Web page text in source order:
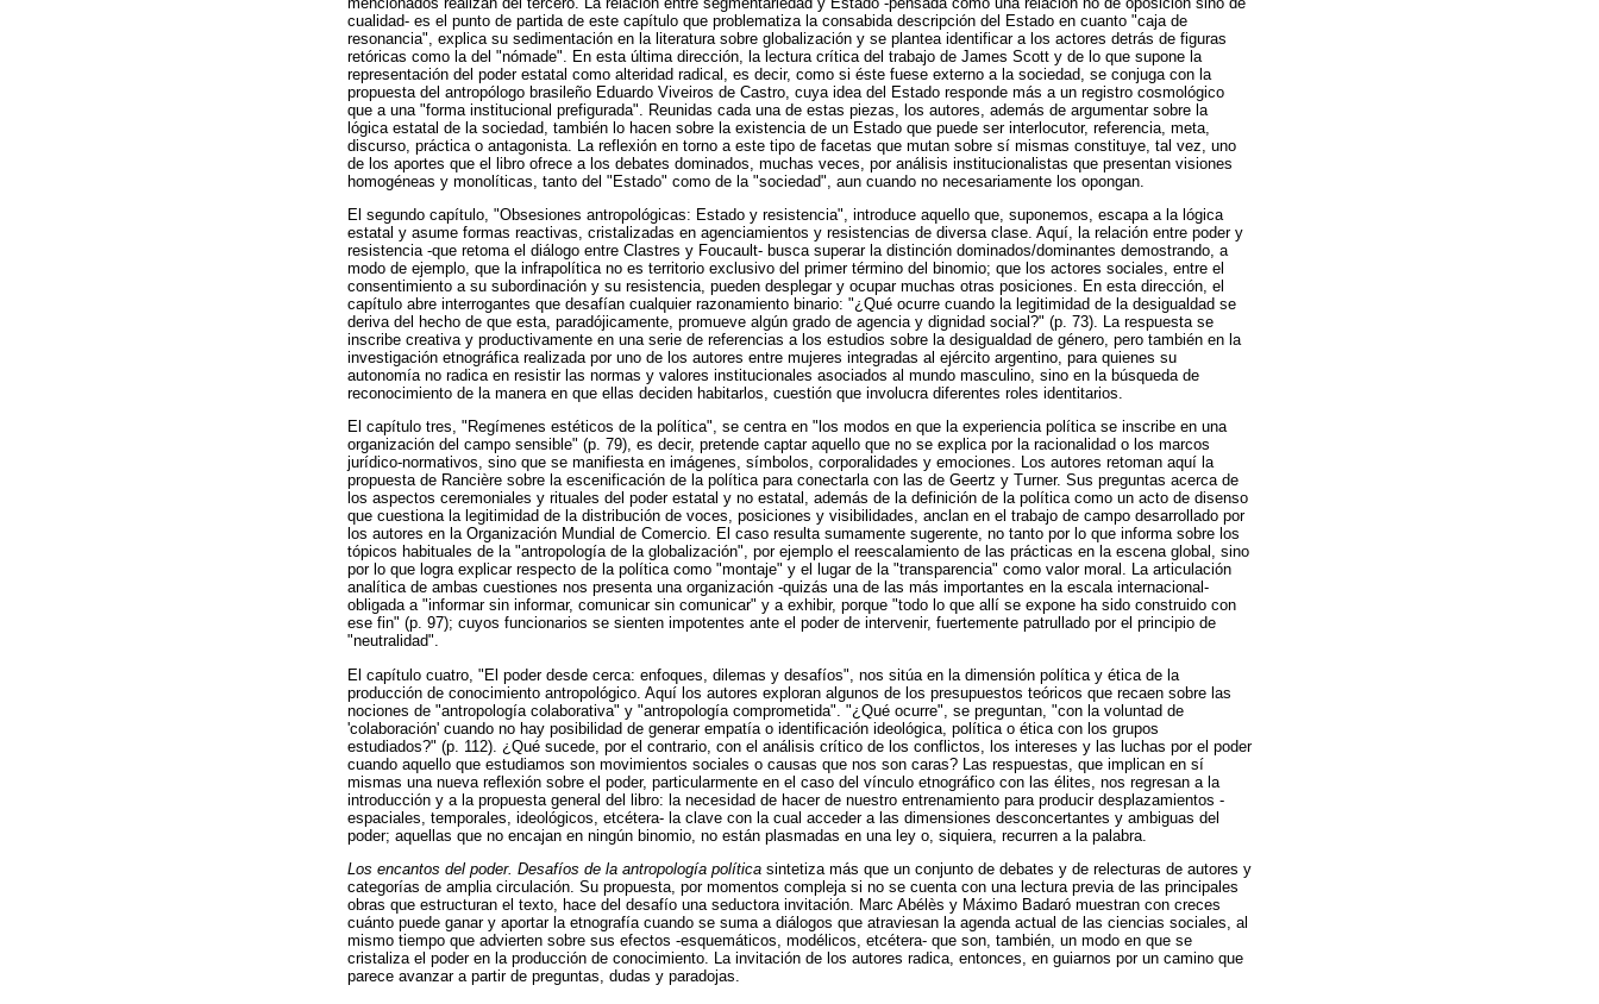
cualidad- es el punto de partida de este capítulo que problematiza la consabida descripción del Estado en cuanto "caja de
resonancia", explica su sedimentación en la literatura sobre globalización y se plantea identificar a los actores detrás de figuras
retóricas como la del "nómade". En esta última dirección, la lectura crítica del trabajo de James Scott y de lo que supone la
representación del poder estatal como alteridad radical, es decir, como si éste fuese externo a la sociedad, se conjuga con la
propuesta del antropólogo brasileño Eduardo Viveiros de Castro, cuya idea del Estado responde más a un registro cosmológico
que a una "forma institucional prefigurada". Reunidas cada una de estas piezas, los autores, además de argumentar sobre la
lógica estatal de la sociedad, también lo hacen sobre la existencia de un Estado que puede ser interlocutor, referencia, meta,
discurso, práctica o antagonista. La reflexión en torno a este tipo de facetas que mutan sobre sí mismas constituye, tal vez, uno
de los aportes que el libro ofrece a los debates dominados, muchas veces, por análisis institucionalistas que presentan visiones
homogéneas y monolíticas, tanto del "Estado" como de la "sociedad", aun cuando no necesariamente los opongan.
El segundo capítulo, "Obsesiones antropológicas: Estado y resistencia", introduce aquello que, suponemos, escapa a la lógica
estatal y asume formas reactivas, cristalizadas en agenciamientos y resistencias de diversa clase. Aquí, la relación entre poder y
resistencia -que retoma el diálogo entre Clastres y Foucault- busca superar la distinción dominados/dominantes demostrando, a
modo de ejemplo, que la infrapolítica no es territorio exclusivo del primer término del binomio; que los actores sociales, entre el
consentimiento a su subordinación y su resistencia, pueden desplegar y ocupar muchas otras posiciones. En esta dirección, el
capítulo abre interrogantes que desafían cualquier razonamiento binario: "¿Qué ocurre cuando la legitimidad de la desigualdad se
deriva del hecho de que esta, paradójicamente, promueve algún grado de agencia y dignidad social?" (p. 73). La respuesta se
inscribe creativa y productivamente en una serie de referencias a los estudios sobre la desigualdad de género, pero también en la
investigación etnográfica realizada por uno de los autores entre mujeres integradas al ejército argentino, para quienes su
autonomía no radica en resistir las normas y valores institucionales asociados al mundo masculino, sino en la búsqueda de
reconocimiento de la manera en que ellas deciden habitarlos, cuestión que involucra diferentes roles identitarios.
El capítulo tres, "Regímenes estéticos de la política", se centra en "los modos en que la experiencia política se inscribe en una
organización del campo sensible" (p. 79), es decir, pretende captar aquello que no se explica por la racionalidad o los marcos
jurídico-normativos, sino que se manifiesta en imágenes, símbolos, corporalidades y emociones. Los autores retoman aquí la
propuesta de Rancière sobre la escenificación de la política para conectarla con las de Geertz y Turner. Sus preguntas acerca de
los aspectos ceremoniales y rituales del poder estatal y no estatal, además de la definición de la política como un acto de disenso
que cuestiona la legitimidad de la distribución de voces, posiciones y visibilidades, anclan en el trabajo de campo desarrollado por
los autores en la Organización Mundial de Comercio. El caso resulta sumamente sugerente, no tanto por lo que informa sobre los
tópicos habituales de la "antropología de la globalización", por ejemplo el reescalamiento de las prácticas en la escena global, sino
por lo que logra explicar respecto de la política como "montaje" y el lugar de la "transparencia" como valor moral. La articulación
analítica de ambas cuestiones nos presenta una organización -quizás una de las más importantes en la escala internacional-
obligada a "informar sin informar, comunicar sin comunicar" y a exhibir, porque "todo lo que allí se expone ha sido construido con
ese fin" (p. 97); cuyos funcionarios se sienten impotentes ante el poder de intervenir, fuertemente patrullado por el principio de
"neutralidad".
El capítulo cuatro, "El poder desde cerca: enfoques, dilemas y desafíos", nos sitúa en la dimensión política y ética de la
producción de conocimiento antropológico. Aquí los autores exploran algunos de los presupuestos teóricos que recaen sobre las
nociones de "antropología colaborativa" y "antropología comprometida". "¿Qué ocurre", se preguntan, "con la voluntad de
'colaboración' cuando no hay posibilidad de generar empatía o identificación ideológica, política o ética con los grupos
estudiados?" (p. 112). ¿Qué sucede, por el contrario, con el análisis crítico de los conflictos, los intereses y las luchas por el poder
cuando aquello que estudiamos son movimientos sociales o causas que nos son caras? Las respuestas, que implican en sí
mismas una nueva reflexión sobre el poder, particularmente en el caso del vínculo etnográfico con las élites, nos regresan a la
introducción y a la propuesta general del libro: la necesidad de hacer de nuestro entrenamiento para producir desplazamientos -
espaciales, temporales, ideológicos, etcétera- la clave con la cual acceder a las dimensiones desconcertantes y ambiguas del
poder; aquellas que no encajan en ningún binomio, no están plasmadas en una ley o, siquiera, recurren a la palabra.
Los encantos del poder. Desafíos de la antropología política sintetiza más que un conjunto de debates y de relecturas de autores y
categorías de amplia circulación. Su propuesta, por momentos compleja si no se cuenta con una lectura previa de las principales
obras que estructuran el texto, hace del desafío una seductora invitación. Marc Abélès y Máximo Badaró muestran con creces
cuánto puede ganar y aportar la etnografía cuando se suma a diálogos que atraviesan la agenda actual de las ciencias sociales, al
mismo tiempo que advierten sobre sus efectos -esquemáticos, modélicos, etcétera- que son, también, un modo en que se
cristaliza el poder en la producción de conocimiento. La invitación de los autores radica, entonces, en guiarnos por un camino que
parece avanzar a partir de preguntas, dudas y paradojas.